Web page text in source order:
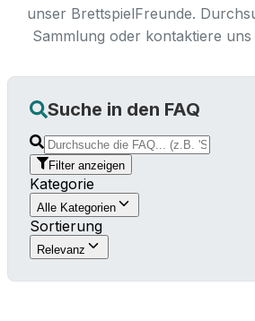
unser BrettspielFreunde.
Sammlung oder kontaktiere
Suche in den FAQ
Filter anzeigen
Kategorie
Alle Kategorien
Sortierung
Relevanz